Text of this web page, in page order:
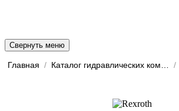
Свернуть меню
Главная / /